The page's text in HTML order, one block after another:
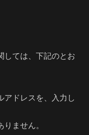
しては、下記のとお
アドレスを、入力し
ません。